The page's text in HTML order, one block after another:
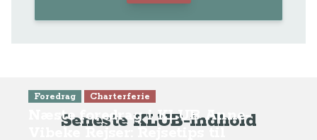
Seneste KLUB-indhold
Foredrag Charterferie
Næste foredrag i KLUB Anne-